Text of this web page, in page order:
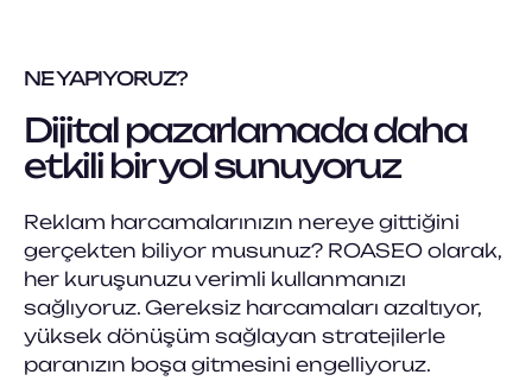
NE YAPIYORUZ?
Dijital pazarlamada daha
etkili bir yol sunuyoruz
Reklam harcamalarınızın nereye gittiğini
gerçekten biliyor musunuz? ROASEO olarak,
her kuruşunuzu verimli kullanmanızı
sağlıyoruz. Gereksiz harcamaları azaltıyor,
yüksek dönüşüm sağlayan stratejilerle
paranızın boşa gitmesini engelliyoruz.